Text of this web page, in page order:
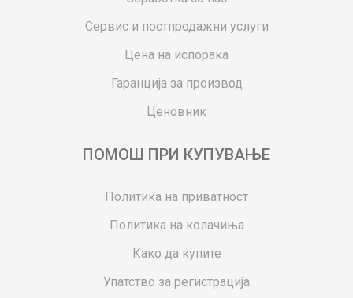
Сервис и постпродажни услуги
Цена на испорака
Гаранција за производ
Ценовник
ПОМОШ ПРИ КУПУВАЊЕ
Политика на приватност
Политика на колачиња
Како да купите
Упатство за регистрација